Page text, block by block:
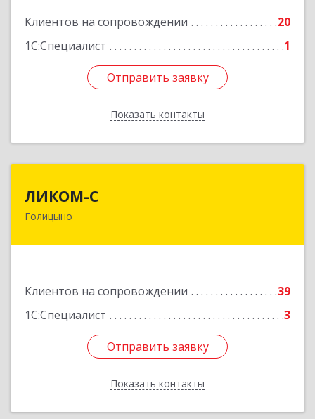
Клиентов на сопровождении
20
1С:Специалист
1
Отправить заявку
Показать контакты
Отправить заявку
Назад
ЛИКОМ-С
Голицыно
Клиентов на сопровождении
39
1С:Специалист
3
Отправить заявку
Показать контакты
143040, Московская обл, Одинцовский р-н,
Подробнее
Отправить заявку
Назад